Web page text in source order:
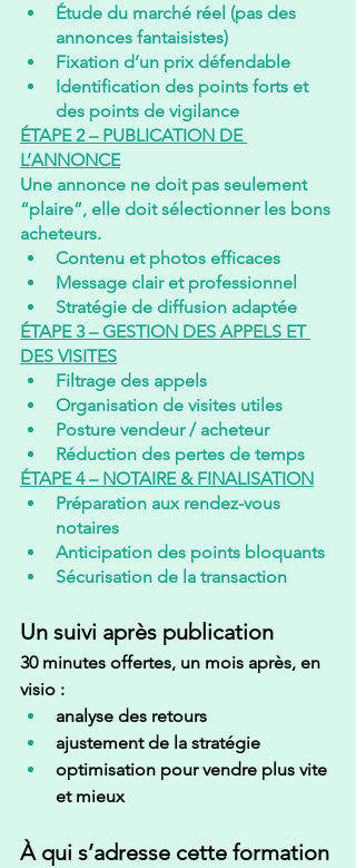
Étude du marché réel (pas des
annonces fantaisistes)
Fixation d’un prix défendable
Identification des points forts et
des points de vigilance
ÉTAPE 2 – PUBLICATION DE
L’ANNONCE
Une annonce ne doit pas seulement
“plaire”, elle doit sélectionner les bons
acheteurs.
Contenu et photos efficaces
Message clair et professionnel
Stratégie de diffusion adaptée
ÉTAPE 3 – GESTION DES APPELS ET
DES VISITES
Filtrage des appels
Organisation de visites utiles
Posture vendeur / acheteur
Réduction des pertes de temps
ÉTAPE 4 – NOTAIRE & FINALISATION
Préparation aux rendez-vous
notaires
Anticipation des points bloquants
Sécurisation de la transaction
Un suivi après publication
30 minutes offertes, un mois après, en
visio :
analyse des retours
ajustement de la stratégie
optimisation pour vendre plus vite
et mieux
À qui s’adresse cette formation